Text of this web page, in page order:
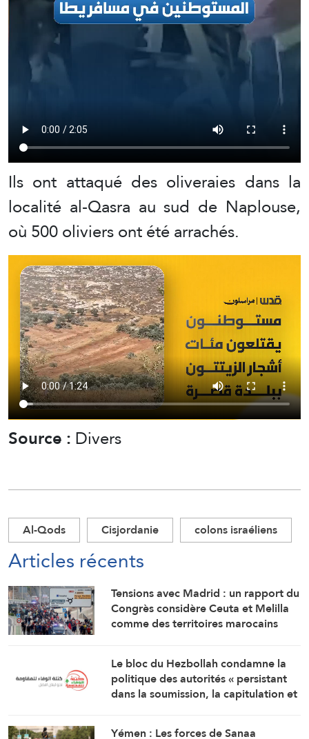
Ils ont attaqué des oliveraies dans la
localité al-Qasra au sud de Naplouse,
où 500 oliviers ont été arrachés.
Source :Divers
Al-Qods Cisjordanie colons israéliens
Articles récents
Tensions avec Madrid : un rapport du
Congrès considère Ceuta et Melilla
comme des territoires marocains
Le bloc du Hezbollah condamne la
politique des autorités « persistant
dans la soumission, la capitulation et
Yémen : Les forces de Sanaa